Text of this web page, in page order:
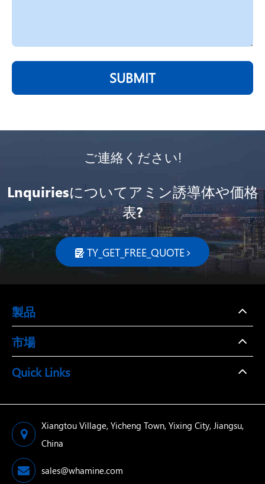
SUBMIT
ご連絡ください!
Lnquiriesについてアミン誘導体や価格
表?
 TY_GET_FREE_QUOTE
製品
市場
Quick Links
Xiangtou Village, Yicheng Town, Yixing City, Jiangsu,
China
sales@whamine.com